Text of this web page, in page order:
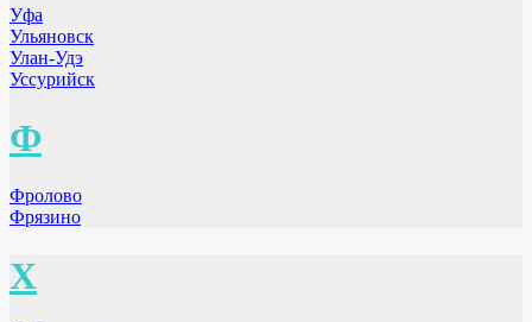
Уфа
Ульяновск
Улан-Удэ
Уссурийск
Ф
Фролово
Фрязино
Х